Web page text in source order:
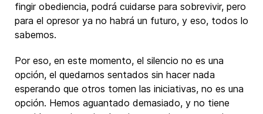
fingir obediencia, podrá cuidarse para sobrevivir, pero
para el opresor ya no habrá un futuro, y eso, todos lo
sabemos.
Por eso, en este momento, el silencio no es una
opción, el quedarnos sentados sin hacer nada
esperando que otros tomen las iniciativas, no es una
opción. Hemos aguantado demasiado, y no tiene